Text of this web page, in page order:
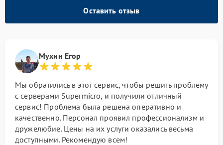
Оставить отзыв
Мухин Егор
Мы обратились в этот сервис, чтобы решить проблему
с серверами Supermicro, и получили отличный
сервис! Проблема была решена оперативно и
качественно. Персонал проявил профессионализм и
дружелюбие. Цены на их услуги оказались весьма
доступными. Рекомендую всем!